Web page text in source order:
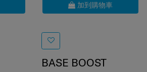
加到購物車
BASE BOOST